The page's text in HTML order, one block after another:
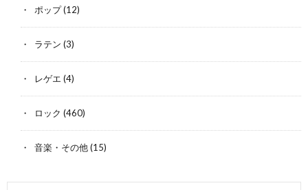
ポップ(12)
ラテン (3)
レゲエ (4)
ロック (460)
音楽・その他(15)